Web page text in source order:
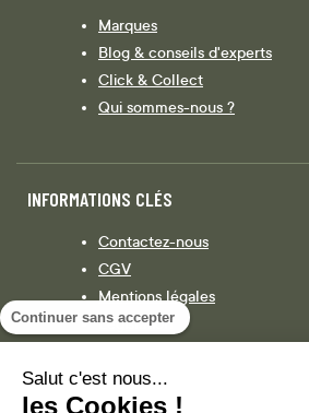
Continuer sans accepter
Salut c'est nous...
les Cookies !
Marques
Blog & conseils d'experts
Click & Collect
Qui sommes-nous ?
INFORMATIONS CLÉS
Contactez-nous
CGV
Mentions légales
Législation